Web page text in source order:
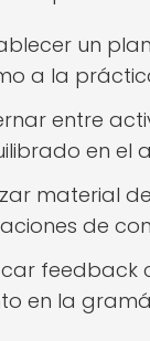
un
a la
entre
en el
material
de
feedback
en la